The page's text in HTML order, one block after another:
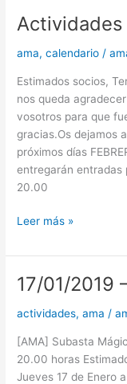
Actividades
ama,calendario /
Estimados socios,
nos queda
vosotros para que
gracias.Os dejamos
próximos días
entregarán entradas
20.00
Actividades
2019
Leer más »
17/01/2019
actividades,ama /
[AMA] Subasta
20.00 horas
Jueves 17 de Enero
17/01/2019
Subasta